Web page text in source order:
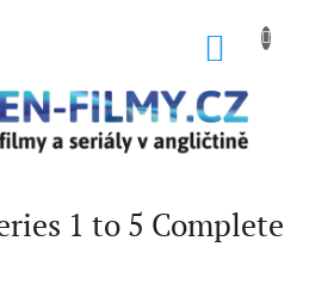
1 to 5 Complete